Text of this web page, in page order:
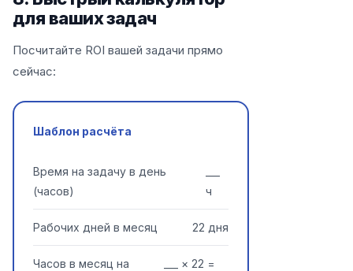
для ваших задач
Посчитайте ROI вашей задачи прямо
сейчас:
Шаблон расчёта
Время на задачу в день
(часов)
ч
Рабочих дней в месяц 22 дня
Часов в месяц на
___ × 22 =